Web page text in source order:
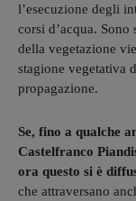
l’esecuzione degli
corsi d’acqua.
della vegetazione
stagione vegetativa
propagazione.
Se, fino a qualche
Castelfranco
ora questo si è
che attraversano